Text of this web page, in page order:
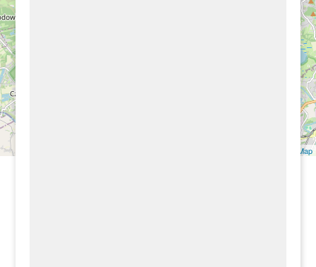
OpenStreetMap